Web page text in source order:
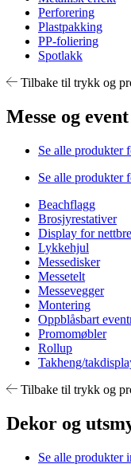
Perforering
Plastpakking
PP-foliering
Spotlakk
Tilbake til trykk og
Messe og event
Se alle produkter
Se alle produkter
Beachflagg
Brosjyrestativer
Display for
Lykkehjul
Messedisker
Messetelt
Messevegger
Montering
Oppblåsbart
Promomøbler
Rollup
Takheng/
Tilbake til trykk og
Dekor og
Se alle produkter